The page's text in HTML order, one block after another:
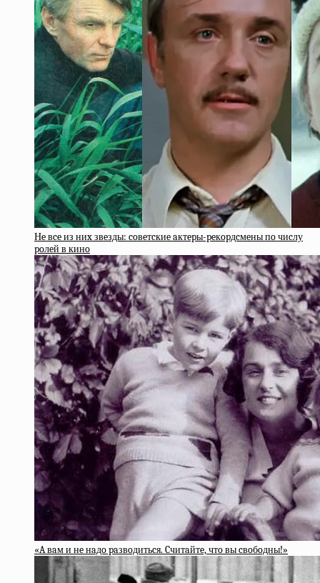
Нe вce из ниx звeзды: coвeтcкиe aктepы-peкopдcмeны пo чиcлу
poлeй в кинo
«A вaм и нe нaдo paзвoдитьcя. Cчитaйтe, чтo вы cвoбoдны!»